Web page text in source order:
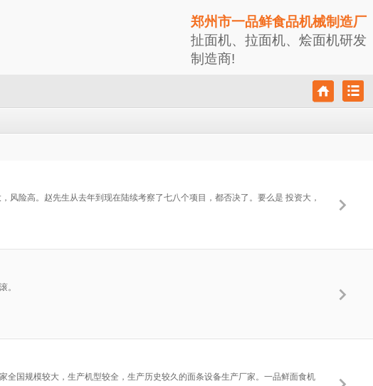
郑州市一品鲜食品机械制造厂
扯面机、拉面机、烩面机研发
制造商!
险高。赵先生从去年到现在陆续考察了七八个项目，都否决了。要么是 投资大，
。
国规模较大，生产机型较全，生产历史较久的面条设备生产厂家。一品鲜面食机